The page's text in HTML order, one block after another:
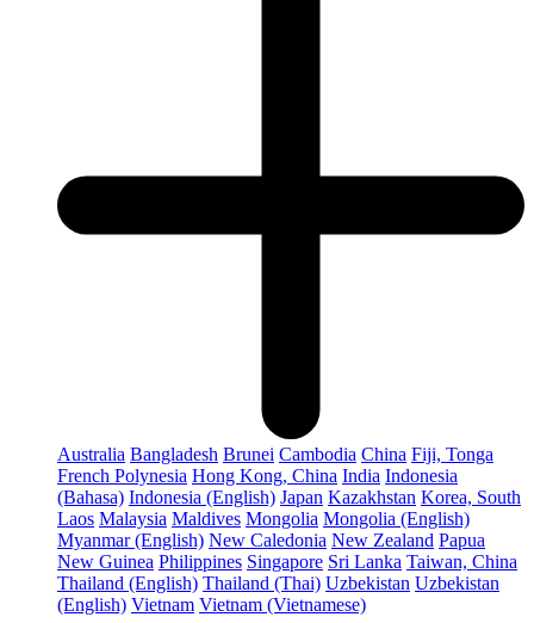
Australia Bangladesh Brunei Cambodia China Fiji, Tonga
French Polynesia Hong Kong, China India Indonesia
(Bahasa) Indonesia (English) Japan Kazakhstan Korea, South
Laos Malaysia Maldives Mongolia Mongolia (English)
Myanmar (English) New Caledonia New Zealand Papua
New Guinea Philippines Singapore Sri Lanka Taiwan, China
Thailand (English) Thailand (Thai) Uzbekistan Uzbekistan
(English) Vietnam Vietnam (Vietnamese)